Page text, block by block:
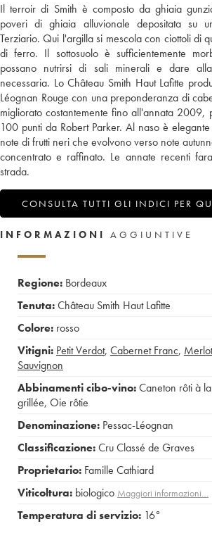
Il terroir di Smith è composto da ghiaia
poveri di ghiaia alluvionale depositata su
Terziario. Qui l'argilla si mescola con ciottoli di
di ferro. Il sottosuolo è sufficientemente
possano nutrirsi di sali minerali e dare
necessaria. Lo Château Smith Haut Lafitte
Léognan Rouge con una preponderanza di
migliorato costantemente fino all'annata 2009,
100 punti da Robert Parker. Al naso è
note di frutti neri che evolvono verso note
concentrato e raffinato. Le annate recenti
strada.
CONSULTA TUTTI GLI INDICI PER
INFORMAZIONI AGGIUNTIVE
Regione: Bordeaux
Tenuta:Château Smith Haut Lafitte
Colore: rosso
Vitigni: Petit Verdot, Cabernet Franc, Merlot
Sauvignon
Abbinamenti cibo-vino:Caneton rôti à
grillée, Oie rôtie
Denominazione: Pessac-Léognan
Classificazione:Cru Classé de Graves
Proprietario: Famille Cathiard
Viticoltura: biologico Maggiori informazioni…
Temperatura di servizio: 16°